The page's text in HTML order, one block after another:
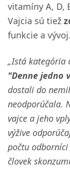
vitamíny A, D,
Vajcia sú tiež
funkcie a vývoj.
„Istá kategória
"Denne jedno
dostali do
neodporúčala.
vajce a jeho
výžive
počtu
človek